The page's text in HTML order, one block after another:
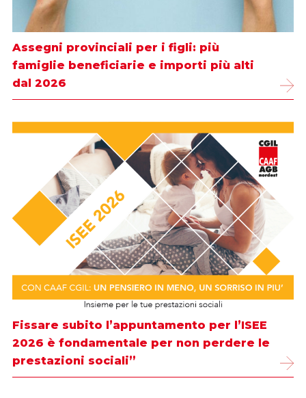
Assegni provinciali per i figli: più
famiglie beneficiarie e importi più alti
dal 2026
Fissare subito l’appuntamento per l’ISEE
2026 è fondamentale per non perdere le
prestazioni sociali”